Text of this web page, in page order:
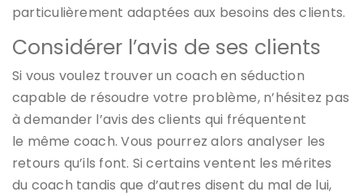
particulièrement adaptées aux besoins des clients.
Considérer l’avis de ses clients
Si vous voulez trouver un coach en séduction
capable de résoudre votre problème, n’hésitez pas
à demander l’avis des clients qui fréquentent
le même coach. Vous pourrez alors analyser les
retours qu’ils font. Si certains ventent les mérites
du coach tandis que d’autres disent du mal de lui,